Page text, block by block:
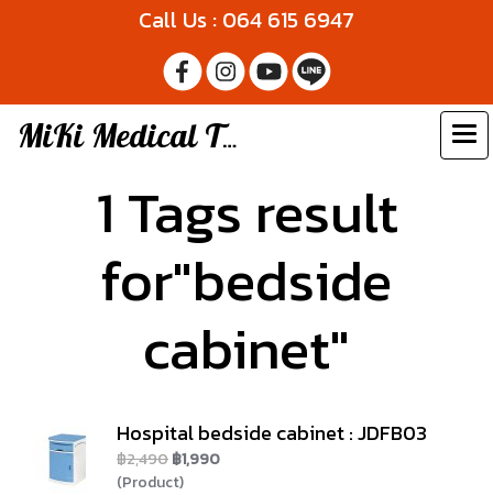
Call Us : 064 615 6947
MiKi Medical Thailand
1 Tags result
for"bedside
cabinet"
Hospital bedside cabinet : JDFB03
฿2,490฿1,990
(Product)